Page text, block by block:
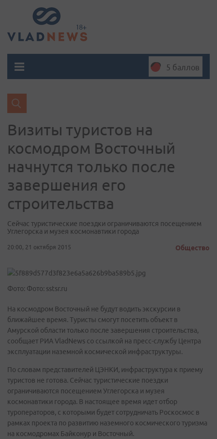
5 баллов
Визиты туристов на
космодром Восточный
начнутся только после
завершения его
строительства
Сейчас туристические поездки ограничиваются посещением
Углегорска и музея космонавтики города
20:00, 21 октября 2015 Общество
Фото: Фото: sstsr.ru
На космодром Восточный не будут водить экскурсии в
ближайшее время. Туристы смогут посетить объект в
Амурской области только после завершения строительства,
сообщает РИА VladNews со ссылкой на пресс-службу Центра
эксплуатации наземной космической инфраструктуры.
По словам представителей ЦЭНКИ, инфраструктура к приему
туристов не готова. Сейчас туристические поездки
ограничиваются посещением Углегорска и музея
космонавтики города. В настоящее время идет отбор
туроператоров, с которыми будет сотрудничать Роскосмос в
рамках проекта по развитию наземного космического туризма
на космодромах Байконур и Восточный.